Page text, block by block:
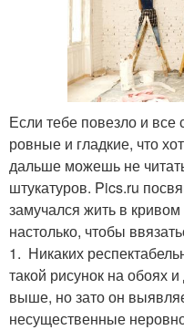
Если тебе повезло и все
ровные и гладкие, что
дальше можешь не
штукатуров. Pics.ru
замучался жить в
настолько, чтобы
1. Никаких
такой рисунок на обоях
выше, но зато он
несущественные